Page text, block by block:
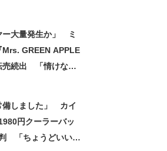
ー大量発生か」 ミ
Mrs. GREEN APPLE
売続出 「情けない
備しました」 カイ
円クーラーバッ
「ちょうどいい大